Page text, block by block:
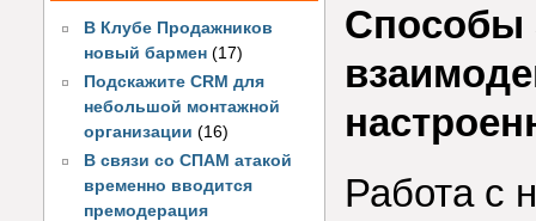
В Клубе Продажников
новый бармен (17)
Подскажите CRM для
небольшой монтажной
организации (16)
В связи со СПАМ атакой
временно вводится
премодерация
Способы
Работа с